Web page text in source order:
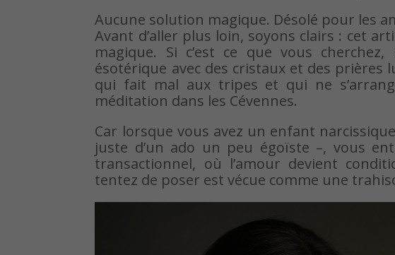
Aucune solution magique. Désolé pour les
Avant d’aller plus loin, soyons clairs : cet
magique. Si c’est ce que vous
ésotérique avec des cristaux et des prières
qui fait mal aux tripes et qui ne
méditation dans les Cévennes.
Car lorsque vous avez un enfant
juste d’un ado un peu égoïste –, vous
transactionnel, où l’amour devient
tentez de poser est vécue comme une